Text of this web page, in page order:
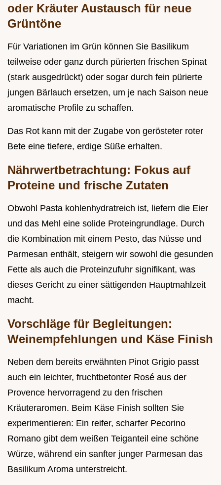
oder Kräuter Austausch für neue
Grüntöne
Für Variationen im Grün können Sie Basilikum
teilweise oder ganz durch pürierten frischen Spinat
(stark ausgedrückt) oder sogar durch fein pürierte
jungen Bärlauch ersetzen, um je nach Saison neue
aromatische Profile zu schaffen.
Das Rot kann mit der Zugabe von gerösteter roter
Bete eine tiefere, erdige Süße erhalten.
Nährwertbetrachtung: Fokus auf
Proteine und frische Zutaten
Obwohl Pasta kohlenhydratreich ist, liefern die Eier
und das Mehl eine solide Proteingrundlage. Durch
die Kombination mit einem Pesto, das Nüsse und
Parmesan enthält, steigern wir sowohl die gesunden
Fette als auch die Proteinzufuhr signifikant, was
dieses Gericht zu einer sättigenden Hauptmahlzeit
macht.
Vorschläge für Begleitungen:
Weinempfehlungen und Käse Finish
Neben dem bereits erwähnten Pinot Grigio passt
auch ein leichter, fruchtbetonter Rosé aus der
Provence hervorragend zu den frischen
Kräuteraromen. Beim Käse Finish sollten Sie
experimentieren: Ein reifer, scharfer Pecorino
Romano gibt dem weißen Teiganteil eine schöne
Würze, während ein sanfter junger Parmesan das
Basilikum Aroma unterstreicht.